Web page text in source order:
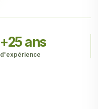
+25 ans
d'expérience